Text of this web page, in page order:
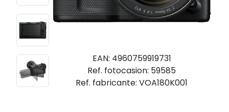
EAN: 4960759919731
Ref. fotocasion: 59585
Ref. fabricante: VOA180K001